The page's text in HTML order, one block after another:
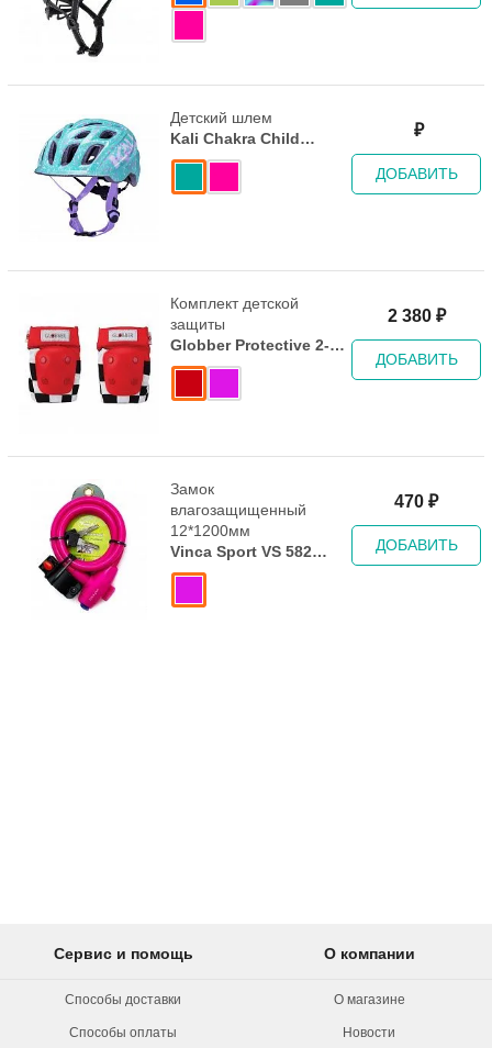
Детский шлем
Kali Chakra Child
Sprinkles Pink
₽
ДОБАВИТЬ
Комплект детской
защиты
Globber Protective 2-
Pack - 2019 Pink
2 380₽
ДОБАВИТЬ
Замок
влагозащищенный
12*1200мм
Vinca Sport VS 582
Pink
470 ₽
ДОБАВИТЬ
Сервис и помощь
Способы доставки
Способы оплаты
О компании
О магазине
Новости